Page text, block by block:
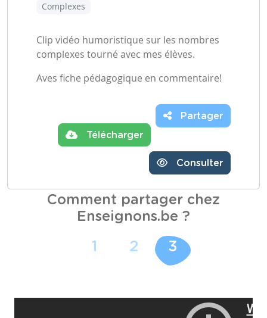
Complexes
Clip vidéo humoristique sur les nombres
complexes tourné avec mes élèves.
Aves fiche pédagogique en commentaire!
Télécharger
Partager
Consulter
Comment partager chez
Enseignons.be ?
1 2 3